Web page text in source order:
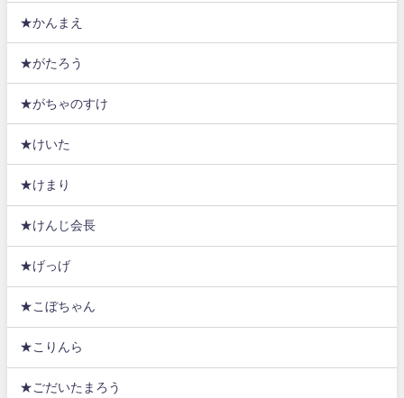
★かんまえ
★がたろう
★がちゃのすけ
★けいた
★けまり
★けんじ会長
★げっげ
★こぼちゃん
★こりんら
★ごだいたまろう